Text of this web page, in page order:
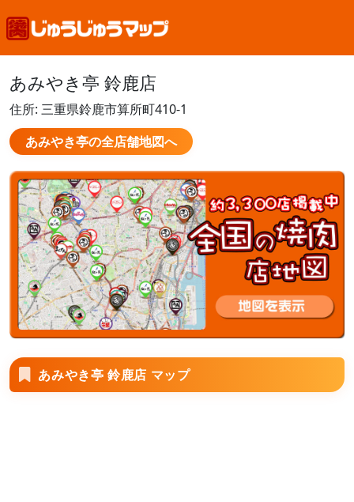
あみやき亭 鈴鹿店
住所: 三重県鈴鹿市算所町410-1
あみやき亭の全店舗地図へ
あみやき亭 鈴鹿店 マップ